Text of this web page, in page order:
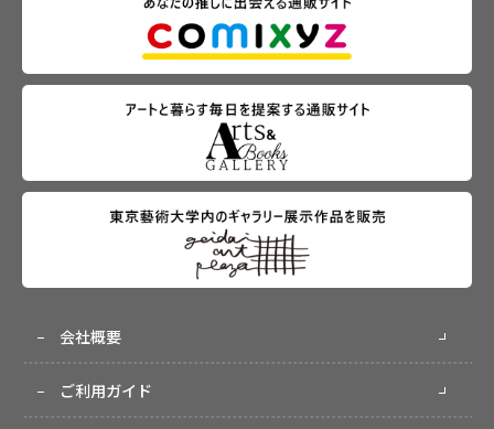
会社概要
ご利用ガイド